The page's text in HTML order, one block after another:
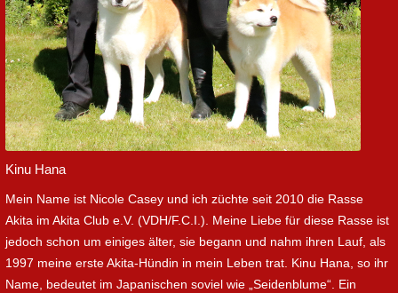
Kinu Hana
Mein Name ist Nicole Casey und ich züchte seit 2010 die Rasse
Akita im Akita Club e.V. (VDH/F.C.I.). Meine Liebe für diese Rasse ist
jedoch schon um einiges älter, sie begann und nahm ihren Lauf, als
1997 meine erste Akita-Hündin in mein Leben trat. Kinu Hana, so ihr
Name, bedeutet im Japanischen soviel wie „Seidenblume“. Ein